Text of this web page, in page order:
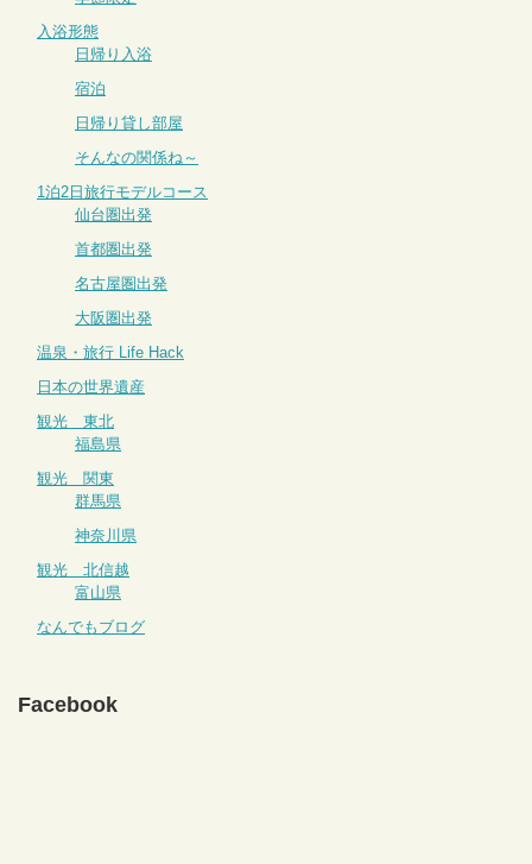
入浴形態
日帰り入浴
宿泊
日帰り貸し部屋
そんなの関係ね～
1泊2日旅行モデルコース
仙台圏出発
首都圏出発
名古屋圏出発
大阪圏出発
温泉・旅行 Life Hack
日本の世界遺産
観光 東北
福島県
観光 関東
群馬県
神奈川県
観光 北信越
富山県
なんでもブログ
Facebook